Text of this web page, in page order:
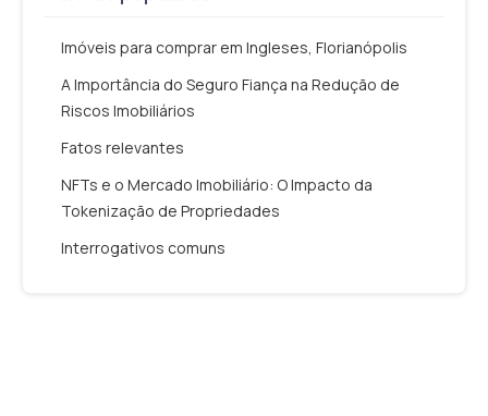
Imóveis para comprar em Ingleses, Florianópolis
A Importância do Seguro Fiança na Redução de
Riscos Imobiliários
Fatos relevantes
NFTs e o Mercado Imobiliário: O Impacto da
Tokenização de Propriedades
Interrogativos comuns